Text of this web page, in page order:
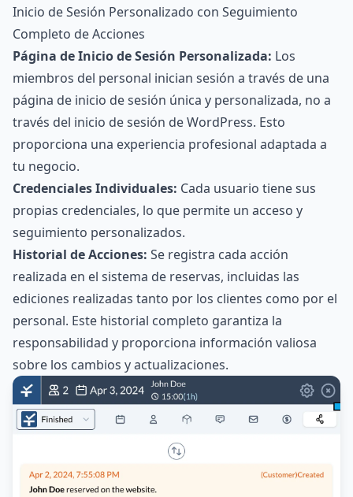
Inicio de Sesión Personalizado con Seguimiento
Completo de Acciones
Página de Inicio de Sesión Personalizada: Los
miembros del personal inician sesión a través de una
página de inicio de sesión única y personalizada, no a
través del inicio de sesión de WordPress. Esto
proporciona una experiencia profesional adaptada a
tu negocio.
Credenciales Individuales: Cada usuario tiene sus
propias credenciales, lo que permite un acceso y
seguimiento personalizados.
Historial de Acciones: Se registra cada acción
realizada en el sistema de reservas, incluidas las
ediciones realizadas tanto por los clientes como por el
personal. Este historial completo garantiza la
responsabilidad y proporciona información valiosa
sobre los cambios y actualizaciones.